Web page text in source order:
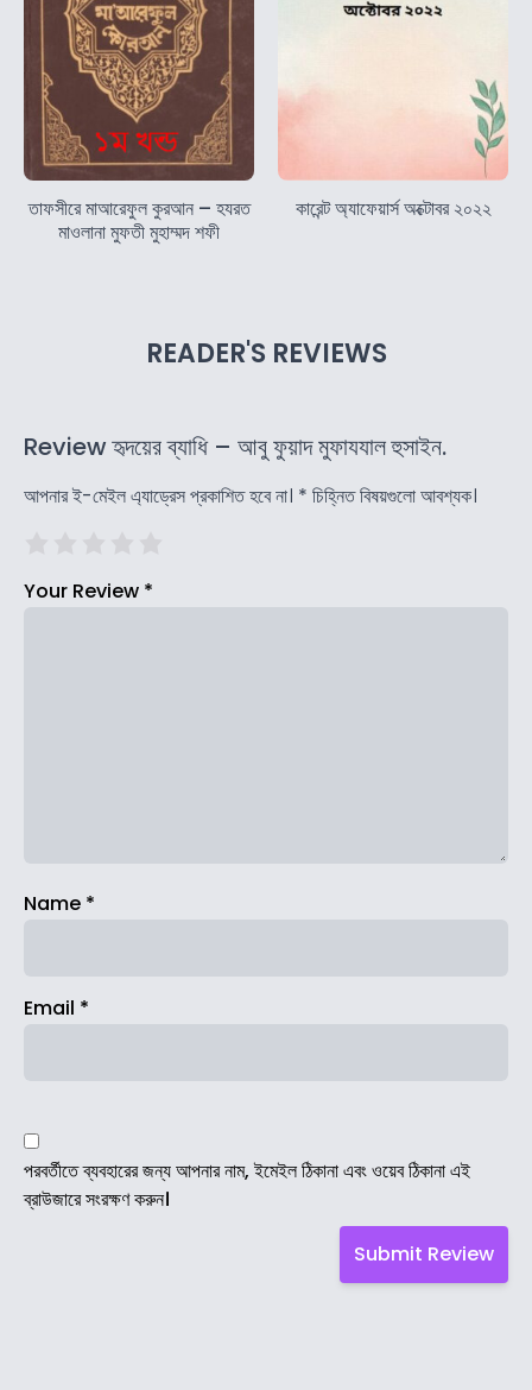
তাফসীরে মাআরেফুল কুরআন – হযরত
মাওলানা মুফতী মুহাম্মদ শফী
কারেন্ট অ্যাফেয়ার্স অক্টোবর ২০২২
READER'S REVIEWS
Review হৃদয়ের ব্যাধি – আবু ফুয়াদ মুফাযযাল হুসাইন.
আপনার ই-মেইল এ্যাড্রেস প্রকাশিত হবে না। * চিহ্নিত বিষয়গুলো আবশ্যক।
Your Review *
Name *
Email *
পরবর্তীতে ব্যবহারের জন্য আপনার নাম, ইমেইল ঠিকানা এবং ওয়েব ঠিকানা এই
ব্রাউজারে সংরক্ষণ করুন।